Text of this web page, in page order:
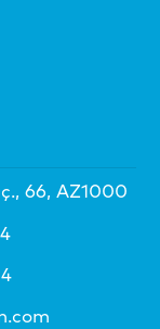
66, AZ1000